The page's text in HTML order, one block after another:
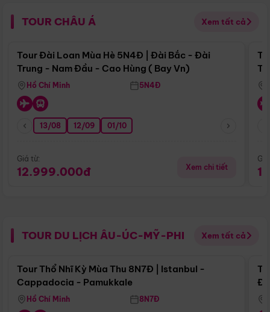
TOUR CHÂU Á Xem tất cả
Điểm nổi bật
Tour Đài Loan Mùa Hè 5N4Đ | Đài Bắc - Đài
Trung - Nam Đầu - Cao Hùng ( Bay Vn)
Hồ Chí Minh 5N4Đ
13/08 12/09 01/10
Giá từ:
12.999.000đ Xem chi tiết
TOUR DU LỊCH ÂU-ÚC-MỸ-PHI Xem tất cả
Điểm nổi bật
Tour Thổ Nhĩ Kỳ Mùa Thu 8N7Đ | Istanbul -
Cappadocia - Pamukkale
Hồ Chí Minh 8N7Đ